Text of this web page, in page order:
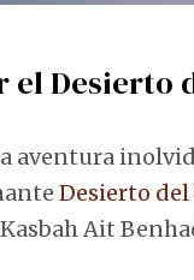
Desierto
aventura
Desierto del
Ait